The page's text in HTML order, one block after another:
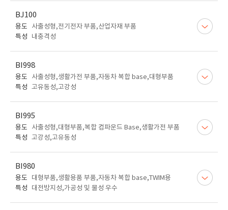
BJ100
용도
사출성형,전기전자 부품,산업자재 부품
특성
내충격성
BI998
용도
사출성형,생활가전 부품,자동차 복합 base,대형부품
특성 고유동성,고강성
BI995
용도
사출성형,대형부품,복합 컴파운드 Base,생활가전 부품
특성 고강성,고유동성
BI980
용도
대형부품,생활용품 부품,자동차 복합 base,TWIM용
특성
대전방지성,가공성 및 물성 우수